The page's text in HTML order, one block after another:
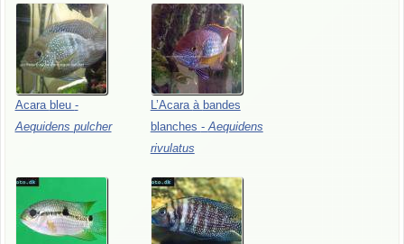
Acara bleu -
Aequidens pulcher
L’Acara à bandes
blanches -Aequidens
rivulatus